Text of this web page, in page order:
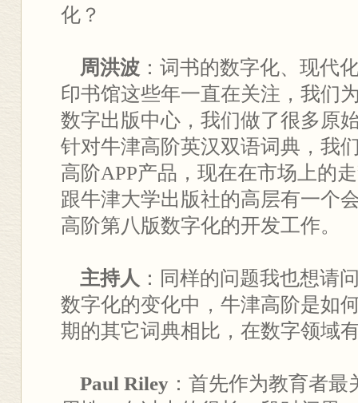
化？
周洪波 ：词书的数字化、现代
印书馆这些年一直在关注，我们
数字出版中心，我们做了很多原
针对牛津高阶英汉双语词典，我
高阶APP产品，现在在市场上的
跟牛津大学出版社的高层有一个
高阶第八版数字化的开发工作。
主持人 ：同样的问题我也想请
数字化的变化中，牛津高阶是如
期的其它词典相比，在数字领域
Paul Riley ：首先作为教育者